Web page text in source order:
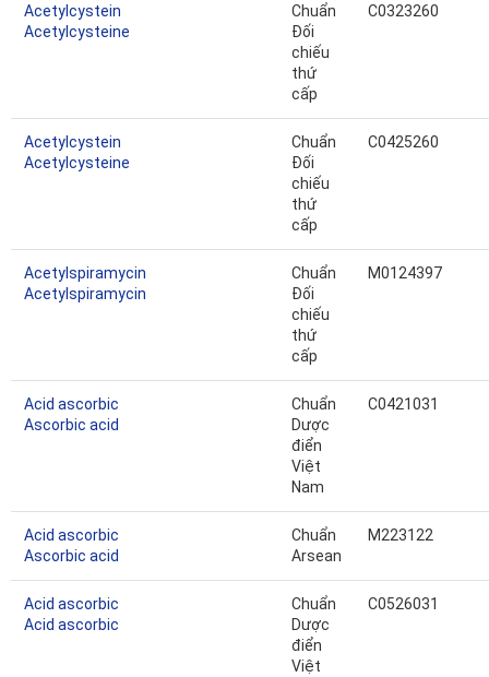
Acetylcystein
Acetylcysteine
Chuẩn
Đối
chiếu
thứ
cấp
C0323260
Acetylcystein
Acetylcysteine
Chuẩn
Đối
chiếu
thứ
cấp
C0425260
Acetylspiramycin
Acetylspiramycin
Chuẩn
Đối
chiếu
thứ
cấp
M0124397
Acid ascorbic
Ascorbic acid
Chuẩn
Dược
điển
Việt
Nam
C0421031
Acid ascorbic
Ascorbic acid
Chuẩn
Arsean
M223122
Acid ascorbic
Acid ascorbic
Chuẩn
Dược
điển
Việt
C0526031